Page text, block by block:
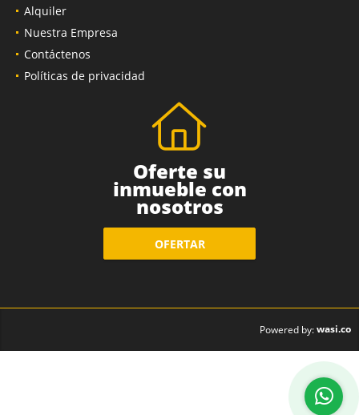
Ventas
Alquiler
Nuestra Empresa
Contáctenos
Oferte su
inmueble con
nosotros
OFERTAR
Powered by:wasi.co